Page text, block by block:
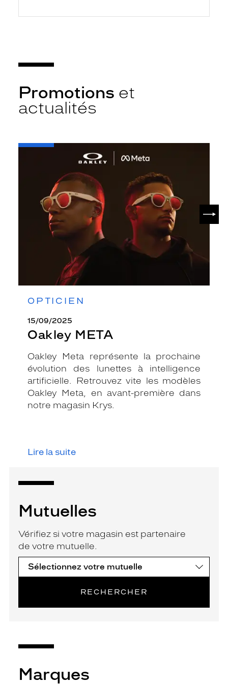
Promotions et
actualités
OPTICIEN
15/09/2025
Oakley META
Oakley Meta représente la prochaine
évolution des lunettes à intelligence
artificielle. Retrouvez vite les modèles
Oakley Meta, en avant-première dans
notre magasin Krys.
Lire la suite
-
Mutuelles
Vérifiez si votre magasin est partenaire
de votre mutuelle.
RECHERCHER
Marques